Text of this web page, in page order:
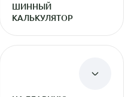
ШИННЫЙ
КАЛЬКУЛЯТОР